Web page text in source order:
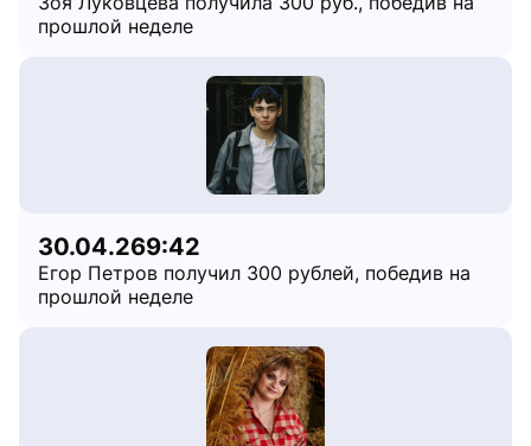
прошлой неделе
30.04.269:42
Егор Петров получил 300 рублей, победив на
прошлой неделе